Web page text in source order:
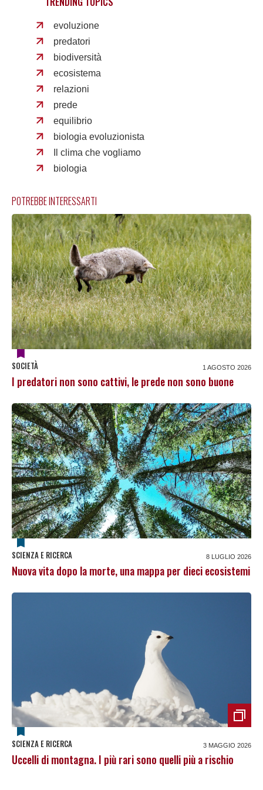
evoluzione
predatori
biodiversità
ecosistema
relazioni
prede
equilibrio
biologia evoluzionista
Il clima che vogliamo
biologia
POTREBBE INTERESSARTI
SOCIETÀ 1 AGOSTO 2026
I predatori non sono cattivi, le prede non sono buone
SCIENZA E RICERCA 8 LUGLIO 2026
Nuova vita dopo la morte, una mappa per dieci ecosistemi
SCIENZA E RICERCA 3 MAGGIO 2026
Uccelli di montagna. I più rari sono quelli più a rischio